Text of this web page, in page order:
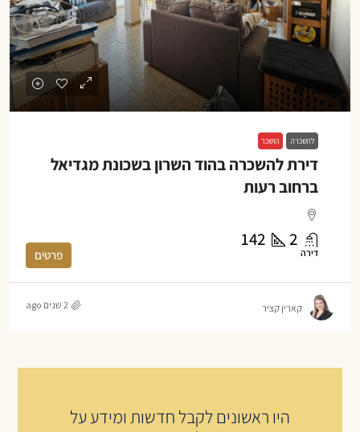
₪7,500
להשכרה הושכר
דירת להשכרה בהוד השרון בשכונת מגדיאל
ברחוב רעות
2
142
דירה פרטים
קארין קציר 2 שנים ago
היו ראשונים לקבל חדשות ומידע על